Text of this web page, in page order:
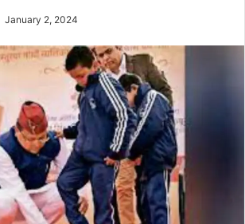
January 2, 2024